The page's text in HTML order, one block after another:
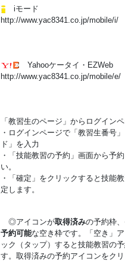
iモード
http://www.yac8341.co.jp/mobile/i/
Yahooケータイ・EZWeb
http://www.yac8341.co.jp/mobile/e/
「教習生のページ」からログイン
・ログインページで「教習生番号
ド」を入力
・「技能教習の予約」画面から予
い。
・「確定」をクリックすると技能
定します。
◎アイコンが取得済みの予約枠
予約可能な空き枠です。「空き」
ック（タップ）すると技能教習の
す。取得済みの予約アイコンをク